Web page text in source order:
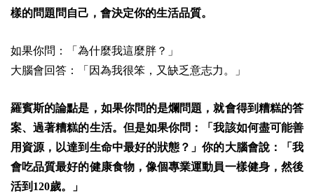
樣的問題問自己，會決定你的生活品質。
如果你問：「為什麼我這麼胖？」
大腦會回答：「因為我很笨，又缺乏意志力。」
羅賓斯的論點是，如果你問的是爛問題，就會得到糟糕的答
案、過著糟糕的生活。但是如果你問：「我該如何盡可能善
用資源，以達到生命中最好的狀態？」你的大腦會說：「我
會吃品質最好的健康食物，像個專業運動員一樣健身，然後
活到120歲。」